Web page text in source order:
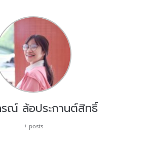
ณ์ ล้อประกานต์สิทธิ์
+ posts